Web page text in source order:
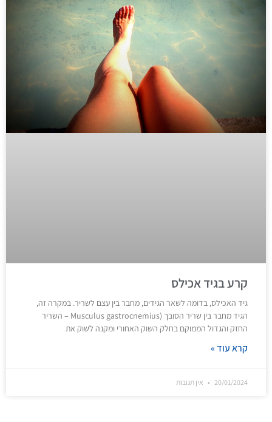
קרע בגיד אכילס
גיד האכילס, בדומה לשאר הגידים, מחבר בין עצם לשריר. במקרה זה,
הגיד מחבר בין שריר הסובך (Musculus gastrocnemius – השריר
החזק והגדול הממוקם בחלק השוק האחורי ומקנה לשוק את
קרא עוד »
20/01/2024 אין תגובות